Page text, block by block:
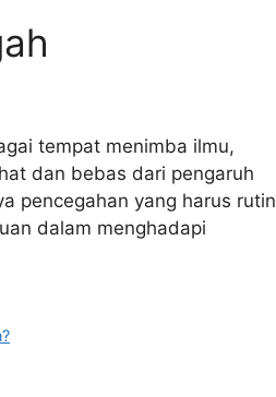
tempat menimba ilmu,
dan bebas dari pengaruh
pencegahan yang harus rutin
dalam menghadapi